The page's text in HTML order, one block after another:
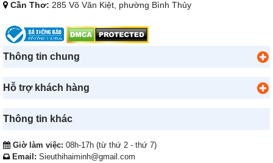
Cần Thơ: 285 Võ Văn Kiệt, phường Bình Thủy
Thông tin chung
Hỗ trợ khách hàng
Thông tin khác
Giờ làm việc: 08h-17h (từ thứ 2 - thứ 7)
Email: Sieuthihaiminh@gmail.com